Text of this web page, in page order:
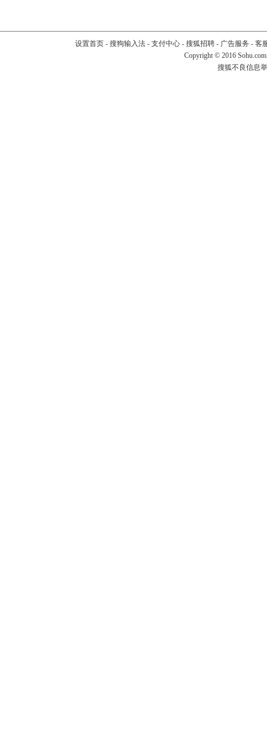
设置首页- 搜狗输入法- 支付中心- 搜狐招聘- 广告服务 - 客
Copyright © 2016
搜狐不良信息